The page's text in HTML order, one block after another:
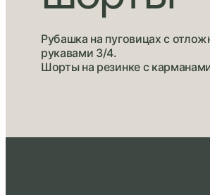
Рубашка на пуговицах с
рукавами 3/4.
Шорты на резинке с